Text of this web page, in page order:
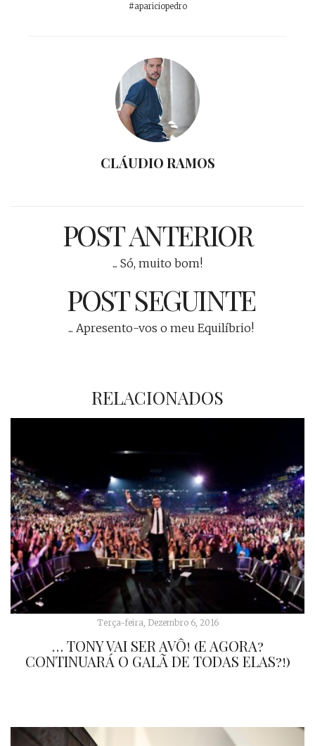
#apariciopedro
CLÁUDIO RAMOS
POST ANTERIOR
... Só, muito bom!
POST SEGUINTE
... Apresento-vos o meu Equilíbrio!
RELACIONADOS
Terça-feira, Dezembro 6, 2016
… TONY VAI SER AVÔ! (E AGORA?
CONTINUARÁ O GALÃ DE TODAS ELAS?!)